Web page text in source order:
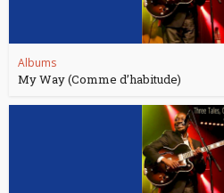
Albums
My Way (Comme d’habitude)